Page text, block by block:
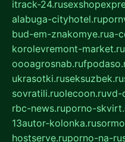
itrack-24.ru
alabuga-cityhotel.ru
bud-em-znakomye.rua-
korolevremont-market.ru
oooagrosnab.ru
ukrasotki.ruseksuzbek.ru
sovratili.ruolecoon.ruvd-
rbc-news.ruporno-
13autor-kolonka.ru
hostserve.ruporno-na-